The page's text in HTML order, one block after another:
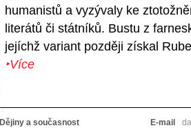
humanistů a vyzývaly ke
literátů či státníků. Bustu z
jejíchž variant později získal
‣Více
Dějiny a současnost
E-mail